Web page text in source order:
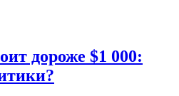
дороже $1 000: